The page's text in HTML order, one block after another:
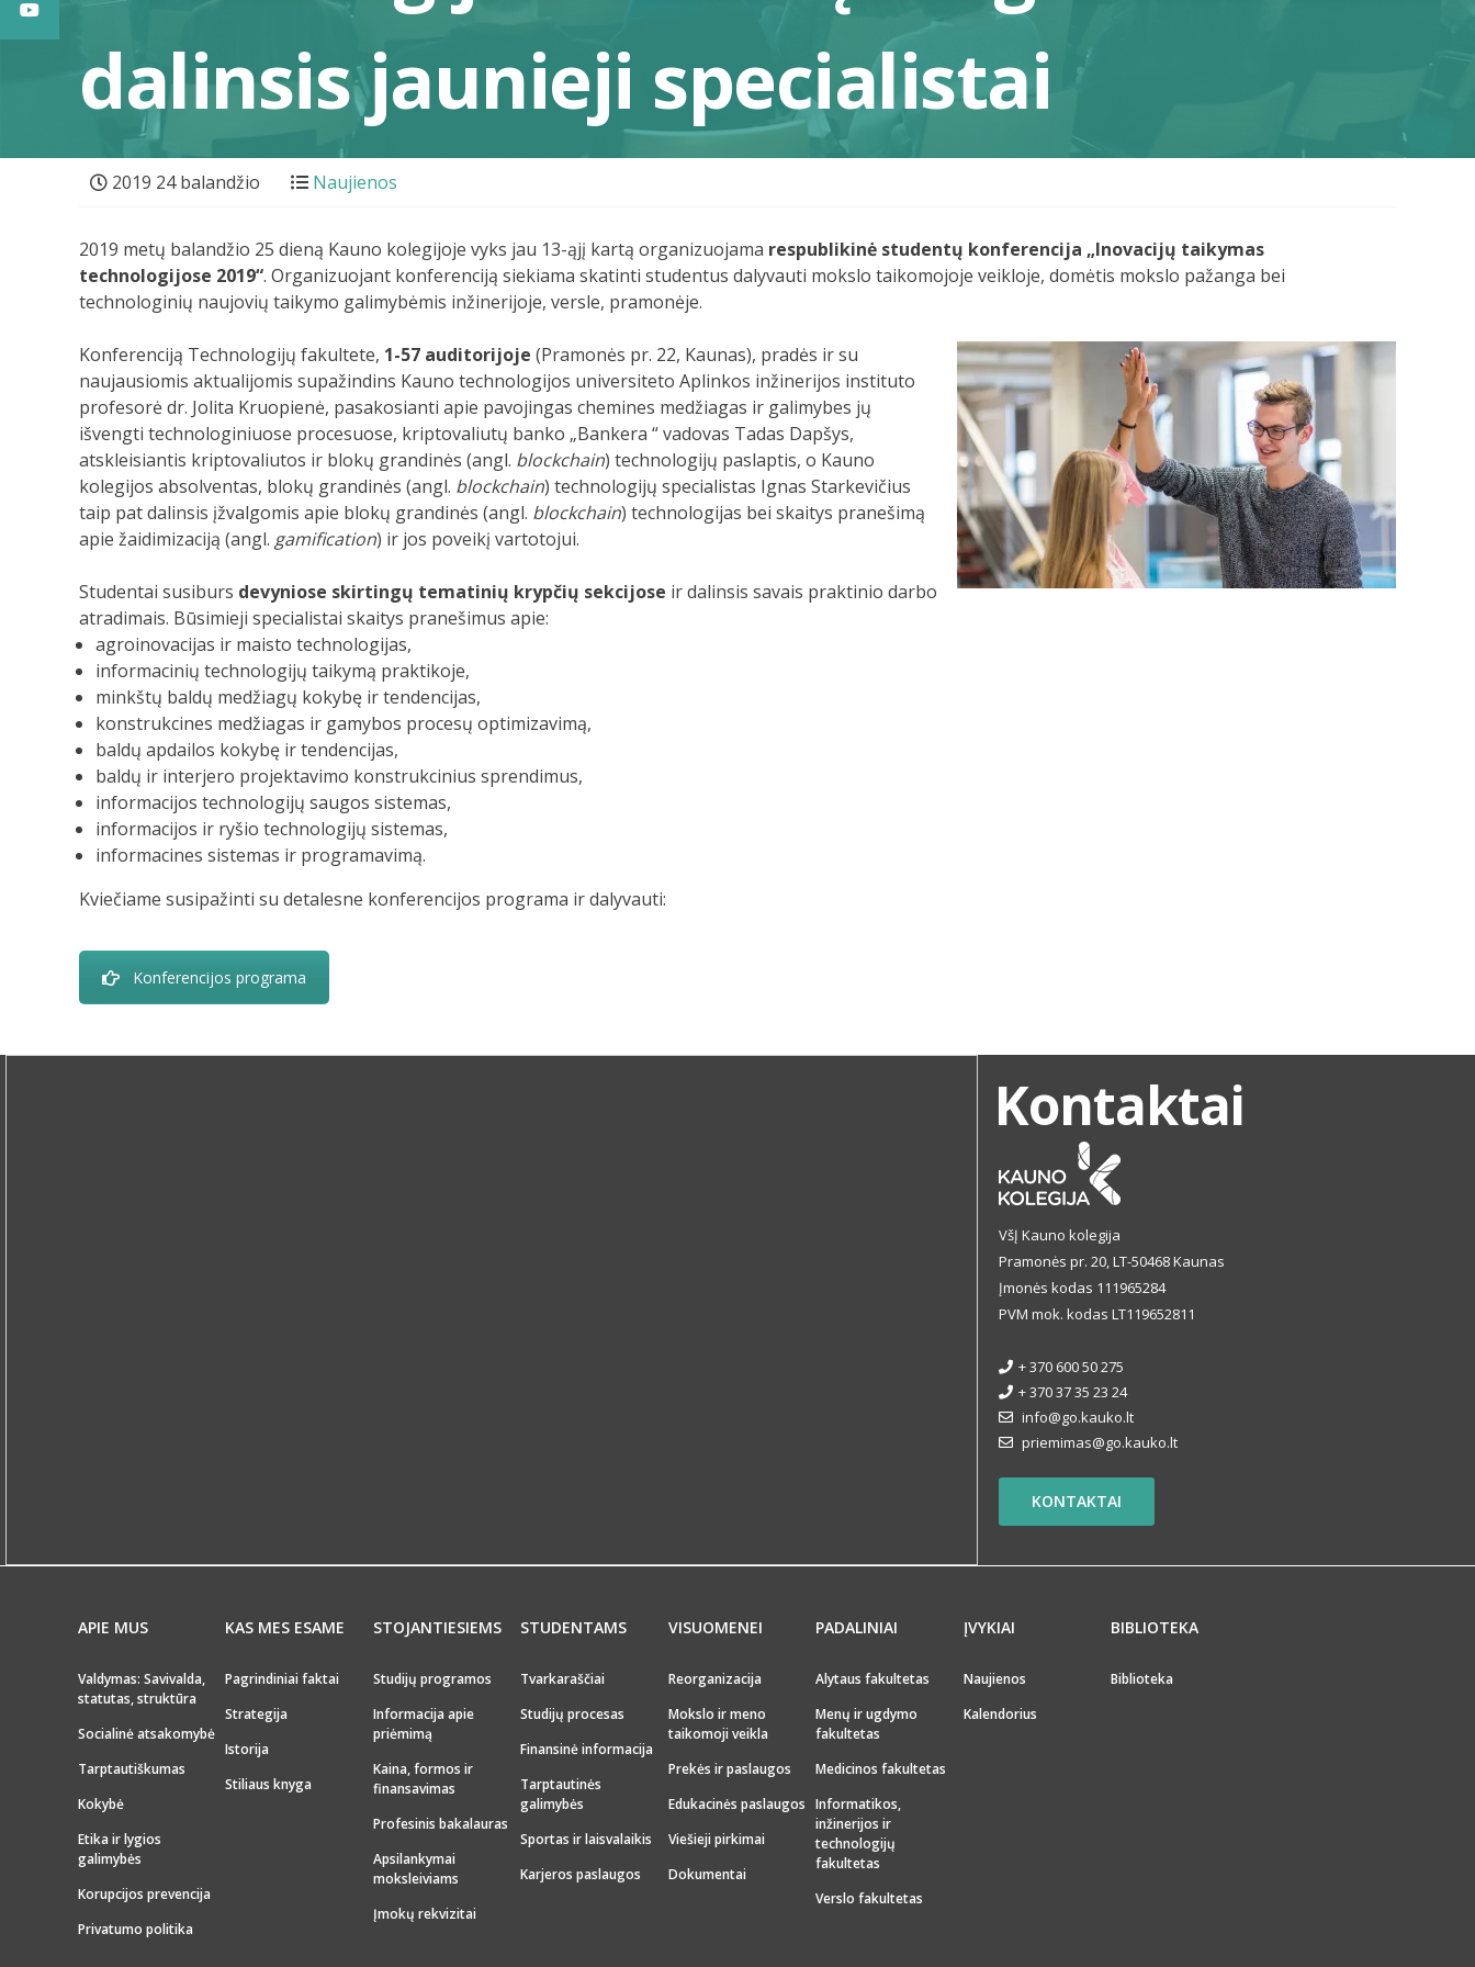
dalinsis jaunieji specialistai
2019 24 balandžio Naujienos
2019 metų balandžio 25 dieną Kauno kolegijoje vyks jau 13-ąjį kartą organizuojama respublikinė studentų konferencija „Inovacijų taikymas
technologijose 2019“. Organizuojant konferenciją siekiama skatinti studentus dalyvauti mokslo taikomojoje veikloje, domėtis mokslo pažanga bei
technologinių naujovių taikymo galimybėmis inžinerijoje, versle, pramonėje.
Konferenciją Technologijų fakultete, 1-57 auditorijoje (Pramonės pr. 22, Kaunas), pradės ir su
naujausiomis aktualijomis supažindins Kauno technologijos universiteto Aplinkos inžinerijos instituto
profesorė dr. Jolita Kruopienė, pasakosianti apie pavojingas chemines medžiagas ir galimybes jų
išvengti technologiniuose procesuose, kriptovaliutų banko „Bankera “ vadovas Tadas Dapšys,
atskleisiantis kriptovaliutos ir blokų grandinės (angl. blockchain) technologijų paslaptis, o Kauno
kolegijos absolventas, blokų grandinės (angl. blockchain) technologijų specialistas Ignas Starkevičius
taip pat dalinsis įžvalgomis apie blokų grandinės (angl. blockchain) technologijas bei skaitys pranešimą
apie žaidimizaciją (angl. gamification) ir jos poveikį vartotojui.
Studentai susiburs devyniose skirtingų tematinių krypčių sekcijose ir dalinsis savais praktinio darbo
atradimais. Būsimieji specialistai skaitys pranešimus apie:
agroinovacijas ir maisto technologijas,
informacinių technologijų taikymą praktikoje,
minkštų baldų medžiagų kokybę ir tendencijas,
konstrukcines medžiagas ir gamybos procesų optimizavimą,
baldų apdailos kokybę ir tendencijas,
baldų ir interjero projektavimo konstrukcinius sprendimus,
informacijos technologijų saugos sistemas,
informacijos ir ryšio technologijų sistemas,
informacines sistemas ir programavimą.
Kviečiame susipažinti su detalesne konferencijos programa ir dalyvauti:
Konferencijos programa
Kontaktai
VšĮ Kauno kolegija
Pramonės pr. 20, LT-50468 Kaunas
Įmonės kodas 111965284
PVM mok. kodas LT119652811
+ 370 600 50 275
+ 370 37 35 23 24
info@go.kauko.lt
priemimas@go.kauko.lt
KONTAKTAI
APIE MUS
Valdymas: Savivalda,
statutas, struktūra
Socialinė atsakomybė
Tarptautiškumas
Kokybė
Etika ir lygios
galimybės
Korupcijos prevencija
Privatumo politika
KAS MES ESAME
Pagrindiniai faktai
Strategija
Istorija
Stiliaus knyga
STOJANTIESIEMS
Studijų programos
Informacija apie
priėmimą
Kaina, formos ir
finansavimas
Profesinis bakalauras
Apsilankymai
moksleiviams
Įmokų rekvizitai
STUDENTAMS
Tvarkaraščiai
Studijų procesas
Finansinė informacija
Tarptautinės
galimybės
Sportas ir laisvalaikis
Karjeros paslaugos
VISUOMENEI
Reorganizacija
Mokslo ir meno
taikomoji veikla
Prekės ir paslaugos
Edukacinės paslaugos
Viešieji pirkimai
Dokumentai
PADALINIAI
Alytaus fakultetas
Menų ir ugdymo
fakultetas
Medicinos fakultetas
Informatikos,
inžinerijos ir
technologijų
fakultetas
Verslo fakultetas
ĮVYKIAI
Naujienos
Kalendorius
BIBLIOTEKA
Biblioteka